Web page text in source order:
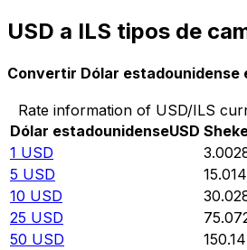
USD a ILS tipos de
Convertir Dólar estadounidense
Rate information of USD/ILS
Dólar estadounidenseUSD
1 USD
5 USD
10 USD
25 USD
50 USD